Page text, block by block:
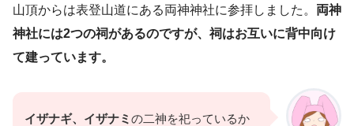
山頂からは表登山道にある両神神社に参拝しました。 両神
神社には2つの祠があるのですが、祠はお互いに背中向け
て建っています。
イザナギ、イザナミ の二神を祀っているか